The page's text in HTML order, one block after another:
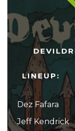
LINEUP:
Dez Fafara
Jeff Kendrick